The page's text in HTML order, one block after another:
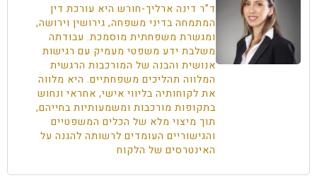
ד”ר דינה ארליך-חורש היא עורכת דין
המתמחה בדיני משפחה, גירושין וירושה,
ומגשרת משפחתית מוסמכת. עבודתה
משלבת ידע משפטי מעמיק עם רגישות
אנושית והבנה של המורכבות הרגשית
המלווה תהליכים משפחתיים. היא מלווה
את לקוחותיה בליווי אישי, אחראי ונחוש
בתקופות מורכבות ומשמעותיות בחייהם,
תוך מיצוי מלא של הכלים המשפטיים
והגישוריים העומדים לרשותה להגנה על
האינטרסים של הלקוח